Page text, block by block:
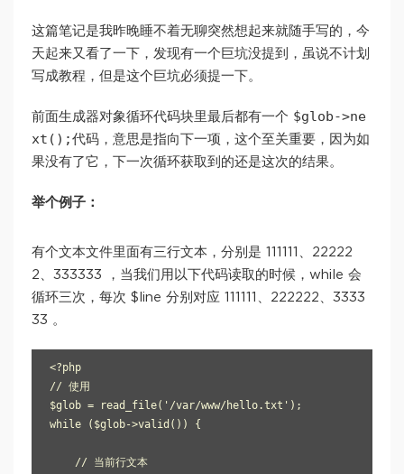
这篇笔记是我昨晚睡不着无聊突然想起来就随手写的，今
天起来又看了一下，发现有一个巨坑没提到，虽说不计划
写成教程，但是这个巨坑必须提一下。
前面生成器对象循环代码块里最后都有一个 $glob->ne
xt(); 代码，意思是指向下一项，这个至关重要，因为如
果没有了它，下一次循环获取到的还是这次的结果。
举个例子：
有个文本文件里面有三行文本，分别是 111111、22222
2、333333 ，当我们用以下代码读取的时候，while 会
循环三次，每次 $line 分别对应 111111、222222、3333
33 。
<?php
// 使用
$glob = read_file('/var/www/hello.txt');
while ($glob->valid()) {
    // 当前行文本